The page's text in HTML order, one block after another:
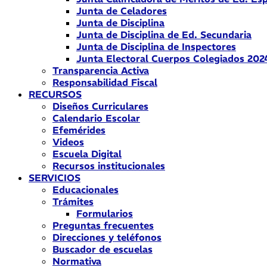
Junta de Celadores
Junta de Disciplina
Junta de Disciplina de Ed. Secundaria
Junta de Disciplina de Inspectores
Junta Electoral Cuerpos Colegiados
Transparencia Activa
Responsabilidad Fiscal
RECURSOS
Diseños Curriculares
Calendario Escolar
Efemérides
Videos
Escuela Digital
Recursos institucionales
SERVICIOS
Educacionales
Trámites
Formularios
Preguntas frecuentes
Direcciones y teléfonos
Buscador de escuelas
Normativa